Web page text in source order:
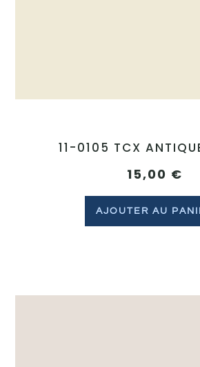
11-0105 TCX
15,00 €
AJOUTER AU